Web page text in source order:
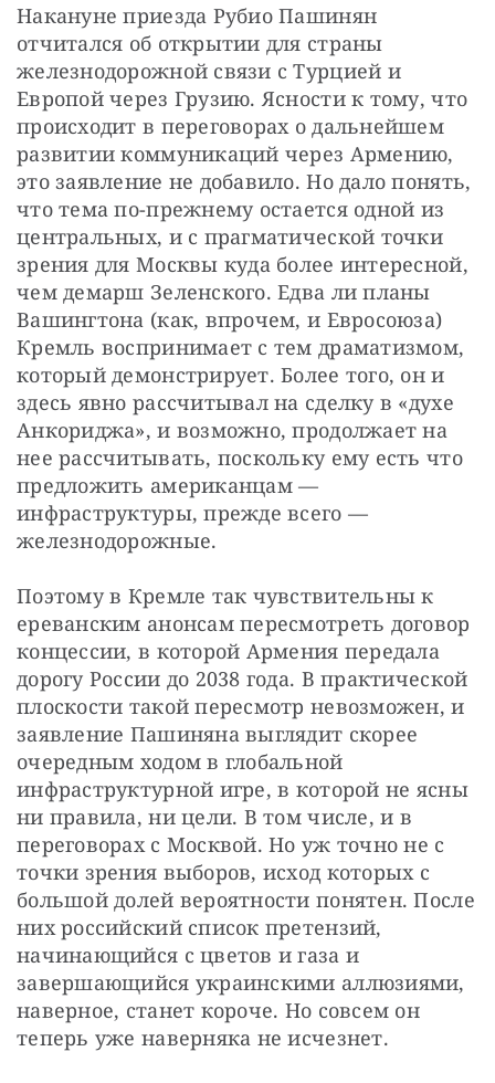
Накануне приезда Рубио Пашинян
отчитался об открытии для страны
железнодорожной связи с Турцией и
Европой через Грузию. Ясности к тому, что
происходит в переговорах о дальнейшем
развитии коммуникаций через Армению,
это заявление не добавило. Но дало понять,
что тема по-прежнему остается одной из
центральных, и с прагматической точки
зрения для Москвы куда более интересной,
чем демарш Зеленского. Едва ли планы
Вашингтона (как, впрочем, и Евросоюза)
Кремль воспринимает с тем драматизмом,
который демонстрирует. Более того, он и
здесь явно рассчитывал на сделку в «духе
Анкориджа», и возможно, продолжает на
нее рассчитывать, поскольку ему есть что
предложить американцам —
инфраструктуры, прежде всего —
железнодорожные.
Поэтому в Кремле так чувствительны к
ереванским анонсам пересмотреть договор
концессии, в которой Армения передала
дорогу России до 2038 года. В практической
плоскости такой пересмотр невозможен, и
заявление Пашиняна выглядит скорее
очередным ходом в глобальной
инфраструктурной игре, в которой не ясны
ни правила, ни цели. В том числе, и в
переговорах с Москвой. Но уж точно не с
точки зрения выборов, исход которых с
большой долей вероятности понятен. После
них российский список претензий,
начинающийся с цветов и газа и
завершающийся украинскими аллюзиями,
наверное, станет короче. Но совсем он
теперь уже наверняка не исчезнет.